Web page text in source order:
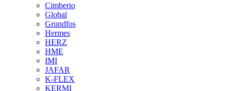
Cimberio
Global
Grundfos
Hermes
HERZ
HME
IMI
JAFAR
K-FLEX
KERMI